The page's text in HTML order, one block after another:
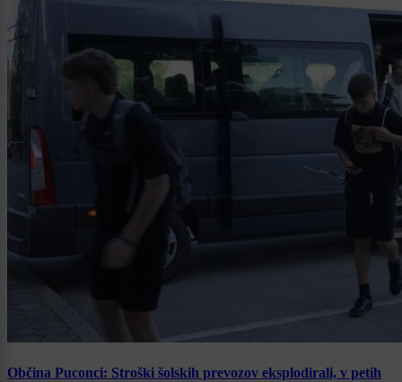
Občina Puconci: Stroški šolskih prevozov eksplodirali, v petih